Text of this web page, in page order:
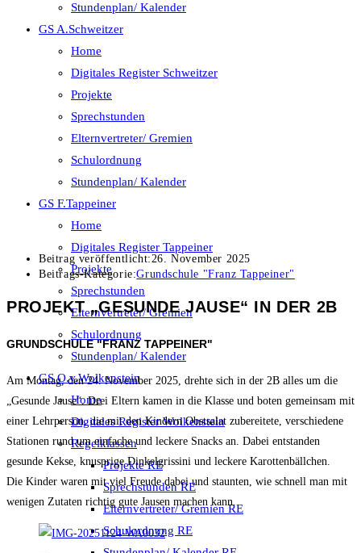
Stundenplan/ Kalender
GS A.Schweitzer
Home
Digitales Register Schweitzer
Projekte
Sprechstunden
Elternvertreter/ Gremien
Schulordnung
Stundenplan/ Kalender
GS F.Tappeiner
Home
Digitales Register Tappeiner
Projekte
Sprechstunden
Elternvertreter/ Gremien
Schulordnung
Stundenplan/ Kalender
GS O.v.Wolkenstein
Home
Digitales Register Wolkenstein
Regelklassen
Projekte RE
Sprechstunden RE
Elternvertreter/ Gremien RE
Schulordnung RE
Beitrag veröffentlicht:26. November 2025
Beitrags-Kategorie:Grundschule "Franz Tappeiner"
PROJEKT „GESUNDE JAUSE“ IN DER 2B
GRUNDSCHULE "FRANZ TAPPEINER"
Am Montag, den 24. November 2025, drehte sich in der 2B alles um die
„Gesunde Jause“. Drei Eltern kamen in die Klasse und boten gemeinsam mit
einer Lehrperson, die mit den Kindern Obstsalat zubereitete, verschiedene
Stationen rund um einfache und leckere Snacks an. Dabei entstanden
gesunde Kekse, knusprige Dinkelgrissini und leckere Karottenbällchen.
Die Kinder waren mit viel Freude dabei und staunten, wie schnell man mit
wenigen Zutaten richtig gute Jausen machen kann.